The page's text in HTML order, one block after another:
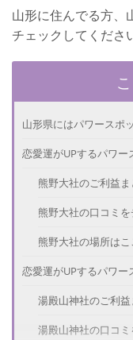
山形に住んでる方、
チェックしてくださ
山形県にはパワースポ
恋愛運がUPするパワー
熊野大社のご利益ま
熊野大社の口コミを
熊野大社の場所はこ
恋愛運がUPするパワー
湯殿山神社のご利益
湯殿山神社の口コミ